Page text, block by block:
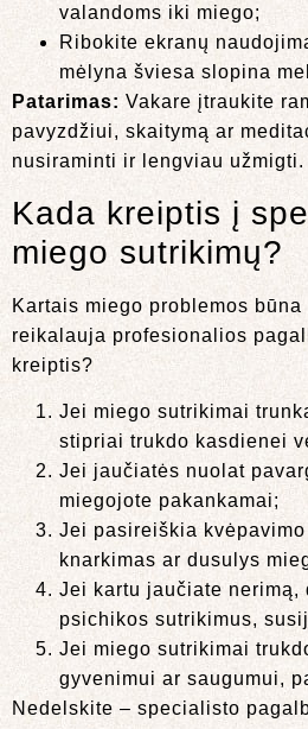
valandoms iki miego;
Ribokite ekranų
mėlyna šviesa slopina
Patarimas: Vakare įtraukite
pavyzdžiui, skaitymą ar
nusiraminti ir lengviau užmigti.
Kada kreiptis į
miego sutrikimų?
Kartais miego problemos
reikalauja profesionalios
kreiptis?
Jei miego sutrikimai
stipriai trukdo kasdienei
Jei jaučiatės nuolat
miegojote pakankamai;
Jei pasireiškia
knarkimas ar dusulys
Jei kartu jaučiate nerimą,
psichikos sutrikimus,
Jei miego sutrikimai
gyvenimui ar saugumui,
Nedelskite – specialisto